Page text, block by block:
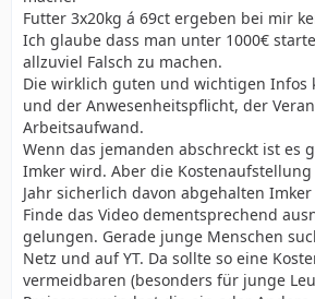
Futter 3x20kg á 69ct ergeben bei mir
Ich glaube dass man unter 1000€
allzuviel Falsch zu machen.
Die wirklich guten und wichtigen Infos
und der Anwesenheitspflicht, der
Arbeitsaufwand.
Wenn das jemanden abschreckt ist es
Imker wird. Aber die
Jahr sicherlich davon abgehalten
Finde das Video dementsprechend
gelungen. Gerade junge Menschen
Netz und auf YT. Da sollte so eine
vermeidbaren (besonders für junge